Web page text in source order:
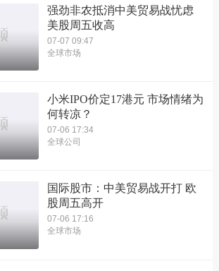
强劲非农抵消中美贸易战忧虑
美股周五收高
07-07 09:47
全球市场
小米IPO价定17港元 市场情绪为
何转凉？
07-06 17:34
全球公司
国际股市：中美贸易战开打 欧
股周五高开
07-06 17:16
全球市场